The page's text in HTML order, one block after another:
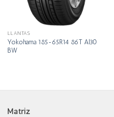
LLANTAS
Yokohama 185-65R14 86T Al30
BW
Matriz